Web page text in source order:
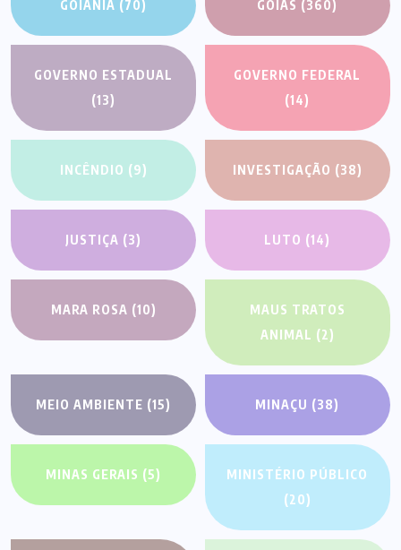
GOIÂNIA (70) GOIÁS (360)
GOVERNO ESTADUAL
(13)
GOVERNO FEDERAL
(14)
INCÊNDIO (9) INVESTIGAÇÃO (38)
JUSTIÇA (3) LUTO (14)
MARA ROSA (10)
MAUS TRATOS
ANIMAL (2)
MEIO AMBIENTE (15) MINAÇU (38)
MINAS GERAIS (5)
MINISTÉRIO PÚBLICO
(20)